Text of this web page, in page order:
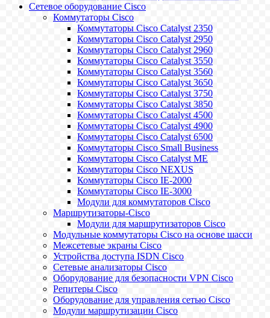
Сетевое оборудование Cisco
Коммутаторы Cisco
Коммутаторы Cisco Catalyst 2350
Коммутаторы Cisco Catalyst 2950
Коммутаторы Cisco Catalyst 2960
Коммутаторы Cisco Catalyst 3550
Коммутаторы Cisco Catalyst 3560
Коммутаторы Cisco Catalyst 3650
Коммутаторы Cisco Catalyst 3750
Коммутаторы Cisco Catalyst 3850
Коммутаторы Cisco Catalyst 4500
Коммутаторы Cisco Catalyst 4900
Коммутаторы Cisco Catalyst 6500
Коммутаторы Cisco Small Business
Коммутаторы Cisco Catalyst ME
Коммутаторы Cisco NEXUS
Коммутаторы Cisco IE-2000
Коммутаторы Cisco IE-3000
Модули для коммутаторов Cisco
Маршрутизаторы-Cisco
Модули для маршрутизаторов Cisco
Модульные коммутаторы Cisco на основе шасси
Межсетевые экраны Cisco
Устройства доступа ISDN Cisco
Сетевые анализаторы Cisco
Оборудование для безопасности VPN Cisco
Репитеры Cisco
Оборудование для управления сетью Cisco
Модули маршрутизации Cisco